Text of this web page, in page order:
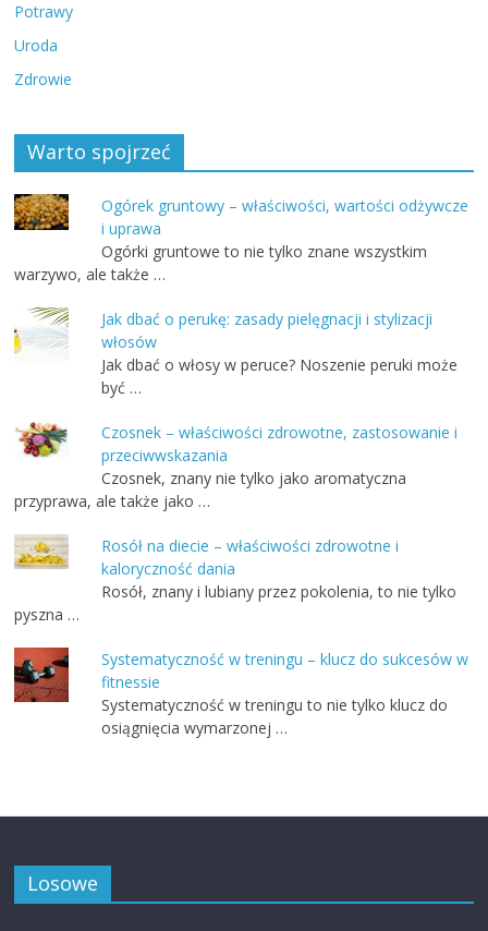
Potrawy
Uroda
Zdrowie
Warto spojrzeć
Ogórek gruntowy – właściwości, wartości odżywcze
i uprawa
Ogórki gruntowe to nie tylko znane wszystkim
warzywo, ale także …
Jak dbać o perukę: zasady pielęgnacji i stylizacji
włosów
Jak dbać o włosy w peruce? Noszenie peruki może
być …
Czosnek – właściwości zdrowotne, zastosowanie i
przeciwwskazania
Czosnek, znany nie tylko jako aromatyczna
przyprawa, ale także jako …
Rosół na diecie – właściwości zdrowotne i
kaloryczność dania
Rosół, znany i lubiany przez pokolenia, to nie tylko
pyszna …
Systematyczność w treningu – klucz do sukcesów w
fitnessie
Systematyczność w treningu to nie tylko klucz do
osiągnięcia wymarzonej …
Losowe